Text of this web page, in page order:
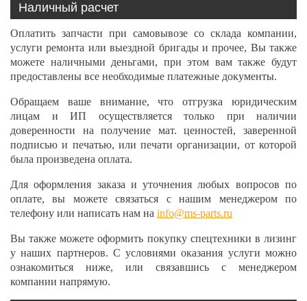
Наличный расчет
Оплатить запчасти при самовывозе со склада компании,
услуги ремонта или выездной бригады и прочее, Вы также
можете наличными деньгами, при этом вам также будут
предоставлены все необходимые платежные документы.
Обращаем ваше внимание, что отгрузка юридическим
лицам и ИП осуществляется только при наличии
доверенности на получение мат. ценностей, заверенной
подписью и печатью, или печати организации, от которой
была произведена оплата.
Для оформления заказа и уточнения любых вопросов по
оплате, вы можете связаться с нашим менеджером по
телефону или написать нам на info@ms-parts.ru
Вы также можете оформить покупку спецтехники в лизинг
у наших партнеров. С условиями оказания услуги можно
ознакомиться ниже, или связавшись с менеджером
компании напрямую.